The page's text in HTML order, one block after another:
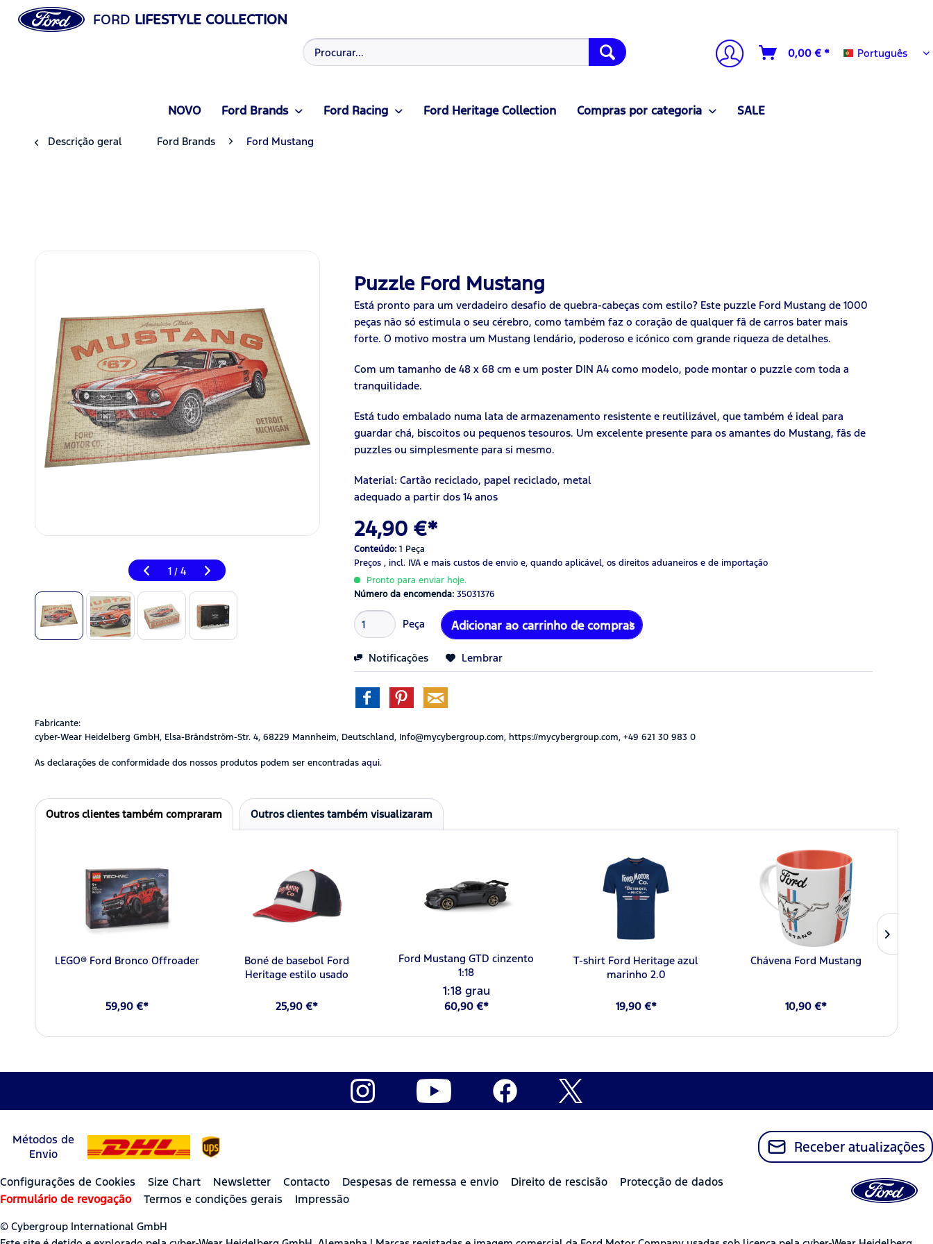
FORD LIFESTYLE COLLECTION
0,00 € * Português
Português
NOVO Ford Brands Ford Racing Ford Heritage Collection Compras por categoria SALE
Descrição geral Ford Brands Ford Mustang
1 / 4
Puzzle Ford Mustang
Está pronto para um verdadeiro desafio de quebra-cabeças com estilo? Este puzzle Ford Mustang de 1000
peças não só estimula o seu cérebro, como também faz o coração de qualquer fã de carros bater mais
forte. O motivo mostra um Mustang lendário, poderoso e icónico com grande riqueza de detalhes.
Com um tamanho de 48 x 68 cm e um poster DIN A4 como modelo, pode montar o puzzle com toda a
tranquilidade.
Está tudo embalado numa lata de armazenamento resistente e reutilizável, que também é ideal para
guardar chá, biscoitos ou pequenos tesouros. Um excelente presente para os amantes do Mustang, fãs de
puzzles ou simplesmente para si mesmo.
Material: Cartão reciclado, papel reciclado, metal
adequado a partir dos 14 anos
24,90 €*
Conteúdo:1 Peça
Preços , incl. IVAe mais custos de envio e, quando aplicável, os direitos aduaneiros e de importação
Pronto para enviar hoje.
Número da encomenda:35031376
Peça Adicionar ao carrinho de compras
Notificações Lembrar
Fabricante:
cyber-Wear Heidelberg GmbH, Elsa-Brändström-Str. 4, 68229 Mannheim, Deutschland, Info@mycybergroup.com, https://mycybergroup.com, +49 621 30 983 0
As declarações de conformidade dos nossos produtos podem ser encontradas aqui.
Outros clientes também compraram Outros clientes também visualizaram
LEGO® Ford Bronco Offroader
59,90 €*
Boné de basebol Ford
Heritage estilo usado
25,90 €*
Ford Mustang GTD cinzento
1:18
1:18 grau
60,90 €*
T-shirt Ford Heritage azul
marinho 2.0
19,90 €*
Chávena Ford Mustang
10,90 €*
Métodos de
Envio
Receber atualizações
Configurações de Cookies Size Chart Newsletter Contacto Despesas de remessa e envio Direito de rescisão
Protecção de dados
Formulário de revogação
Termos e condições gerais Impressão
© Cybergroup International GmbH